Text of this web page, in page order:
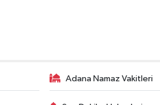
Adana Namaz Vakitleri